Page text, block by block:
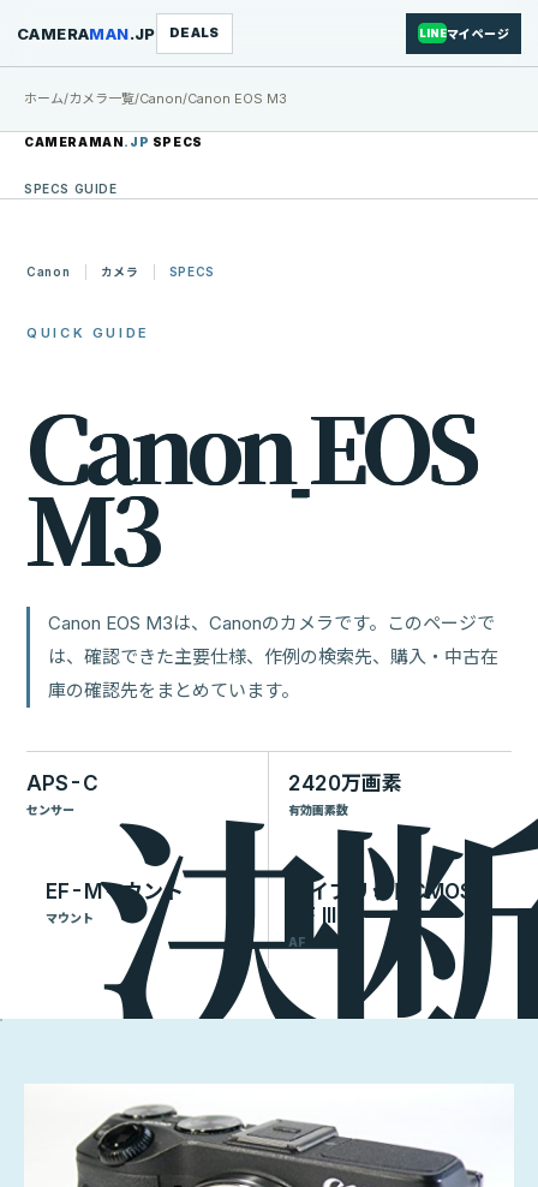
CAMERAMAN.JP DEALS LINEマイページ
ホーム/カメラ一覧/Canon/Canon EOS M3
CAMERAMAN.JP SPECS
SPECS GUIDE
Canon カメラ SPECS
QUICK GUIDE
CanonEOS
M3
Canon EOS M3は、Canonのカメラです。このページで
は、確認できた主要仕様、作例の検索先、購入・中古在
庫の確認先をまとめています。
APS-C
センサー
2420万画素
有効画素数
EF-Mマウント
マウント
ハイブリッドCMOS
AF III
AF